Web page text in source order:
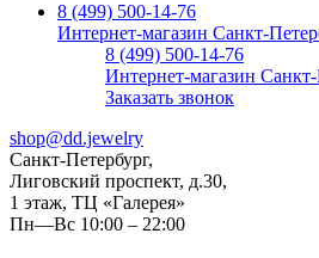
8 (499) 500-14-76
Интернет-магазин Санкт-
8 (499) 500-14-76
Интернет-магазин
Заказать звонок
shop@dd.jewelry
Санкт-Петербург,
Лиговский проспект, д.30,
1 этаж, ТЦ «Галерея»
Пн—Вс 10:00 – 22:00